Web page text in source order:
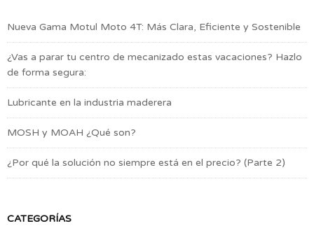
Nueva Gama Motul Moto 4T: Más Clara, Eficiente y Sostenible
¿Vas a parar tu centro de mecanizado estas vacaciones? Hazlo
de forma segura:
Lubricante en la industria maderera
MOSH y MOAH ¿Qué son?
¿Por qué la solución no siempre está en el precio? (Parte 2)
CATEGORÍAS